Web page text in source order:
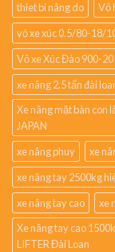
thiet bi nâng do
Vỏ
vỏ xe xúc 0.5/80-18/
Vỏ xe Xúc Đào 900-
xe nâng 2.5 tấn đài
Xe nâng mặt bàn con
JAPAN
xe nâng phuy
xe
xe nâng tay 2500kg
xe nâng tay cao
xe
Xe nâng tay cao
LIFTER Đài Loan